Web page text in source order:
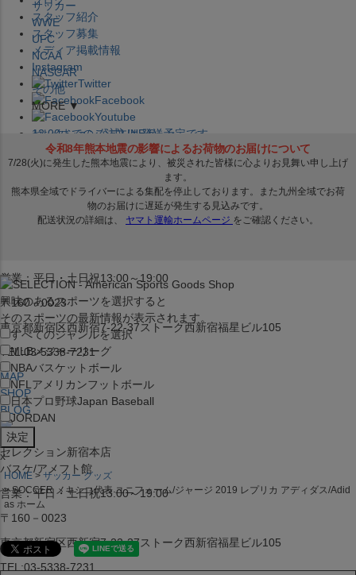
スタッフ紹介
スタッフ募集
メディア掲載情報
Instagram
Twitter
Facebook
Youtube
セレクション公式LINE@
営業：平日・土日祝13:00～19:00
〒160－0023
東京都新宿区西新宿7-22-37ストーク西新宿福星ビル105
TEL:03-5338-7231
MAP
SHOP
BLOG
セレクション新宿本店
バスケ/アメフト館
営業：平日・土日祝13:00～19:00
〒160－0023
東京都新宿区西新宿7-22-37ストーク西新宿福星ビル105
TEL:03-5338-7231
サッカー
WWE
UFC
NCAA
NASCAR
その他
MORE ▼
12:00までのご注文は発送予定です。
在庫品は 1-3営業日内で発送!! ※お取寄せ商品は対象外
興味のあるスポーツを選択すると
そのスポーツの最新情報が表示されます。
すべてのジャンルを選択
MLBメジャーリーグ
NBAバスケットボール
NFL アメリカンフットボール
日本プロ野球Japan Baseball
JORDAN
x
HOME
サッカー グッズ
SOCCER メキシコ代表 ユニフォーム/ジャージ 2019 レプリカ アディダス/Adid
as ホーム